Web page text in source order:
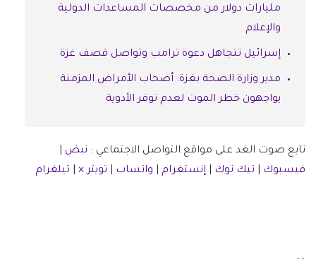
مليارات دولار من مخصصات المساعدات الدولية
والإعلام
إسرائيل تتجاهل دعوة ترامب وتواصل قصف غزة
مدير وزارة الصحة بغزة: أصحاب الأمراض المزمنة
يواجهون خطر الموت لعدم توفر الأدوية
تابع صوت الغد على مواقع التواصل الاجتماعي : نبض
فيسبوك
تيك توك إنستغرام واتساب تويتر × تيلغرام